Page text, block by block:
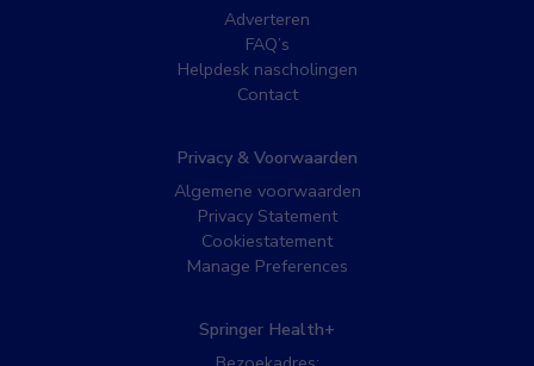
Adverteren
FAQ’s
Helpdesk nascholingen
Contact
Privacy & Voorwaarden
Algemene voorwaarden
Privacy Statement
Cookiestatement
Manage Preferences
Springer Health+